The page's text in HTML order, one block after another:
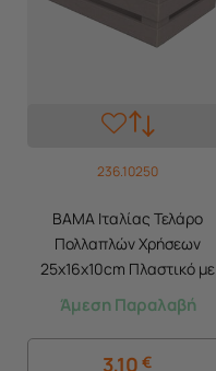
236.10250
BAMA Ιταλίας Τελάρο
Πολλαπλών Χρήσεων
25x16x10cm Πλαστικό με
Όψη Ξύλου Καφέ-Γκρι TINA
CASSETTINA
Άμεση Παραλαβή
3,10 €